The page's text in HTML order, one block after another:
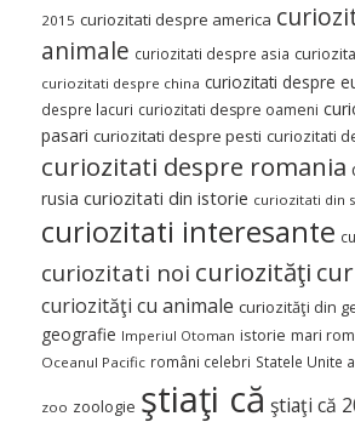
2015 curiozitati despre america
animale curiozitati despre asia
curiozitati despre china curiozitati despre
despre lacuri curiozitati despre oameni
pasari curiozitati despre pesti curiozitati
curiozitati despre romania
rusia curiozitati din istorie curiozitati din
curiozitati interesante
curiozitati noi curiozităţi
curiozităţi cu animale curiozităţi din
geografie Imperiul Otoman istorie mari
Oceanul Pacific români celebri Statele Unite
zoo zoologie ştiaţi că ştiaţi că